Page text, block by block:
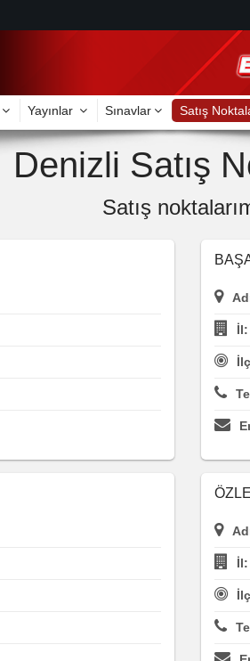
Yayınlar Sınavlar Satış
Denizli Satış
Satış
İl:
İl: